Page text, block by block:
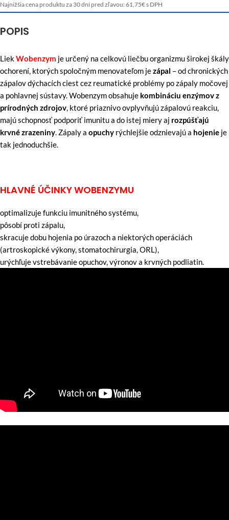
Najnižšia cena produktu za 30 dní pred zľavou: 61,75€s DPH
POPIS
LiekWobenzym je určený na celkovú liečbu organizmu širokej škály
ochorení, ktorých spoločným menovateľom jezápal – od chronických
zápalov dýchacích ciest cez reumatické problémy po zápaly močovej
a pohlavnej sústavy. Wobenzym obsahuje kombináciu enzýmov z
prírodných zdrojov, ktoré priaznivo ovplyvňujú zápalovú reakciu,
majú schopnosť podporiť imunitu a do istej miery aj rozpúšťajú
krvné zrazeniny. Zápaly a opuchy rýchlejšie odznievajú a hojenie je
tak jednoduchšie.
HLAVNÉ ÚČINKY WOBENZYMU
optimalizuje funkciu imunitného systému,
pôsobí proti zápalu,
skracuje dobu hojenia po úrazoch a niektorých operáciách
(artroskopické výkony, stomatochirurgia, ORL),
urýchľuje vstrebávanie opuchov, výronov a krvných podliatin.